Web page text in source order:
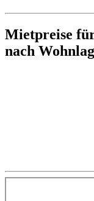
Mietpreise
nach